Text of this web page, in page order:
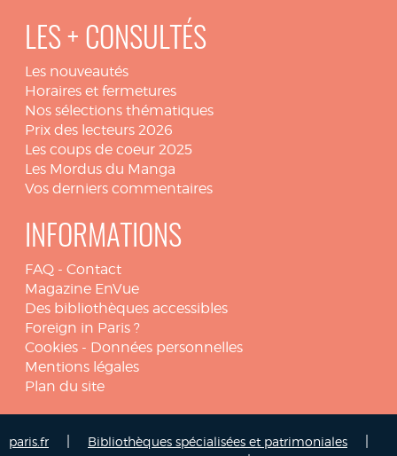
LES + CONSULTÉS
Les nouveautés
Horaires et fermetures
Nos sélections thématiques
Prix des lecteurs 2026
Les coups de coeur 2025
Les Mordus du Manga
Vos derniers commentaires
INFORMATIONS
FAQ - Contact
Magazine EnVue
Des bibliothèques accessibles
Foreign in Paris ?
Cookies - Données personnelles
Mentions légales
Plan du site
paris.fr Bibliothèques spécialisées et patrimoniales